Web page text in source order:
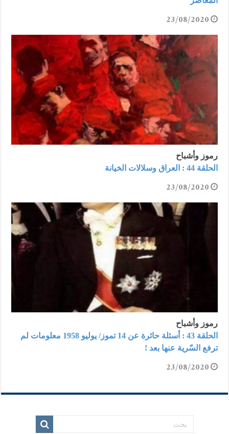
23/08/2020
رموز وأشباح
الحلقة 44 : العراق وسلالات الخيانة
23/08/2020
رموز وأشباح
الحلقة 43 : أسئلة حائرة عن 14 تموز/ يوليو 1958 معلومات لم
ترفع السّرية عنها بعد !
23/08/2020